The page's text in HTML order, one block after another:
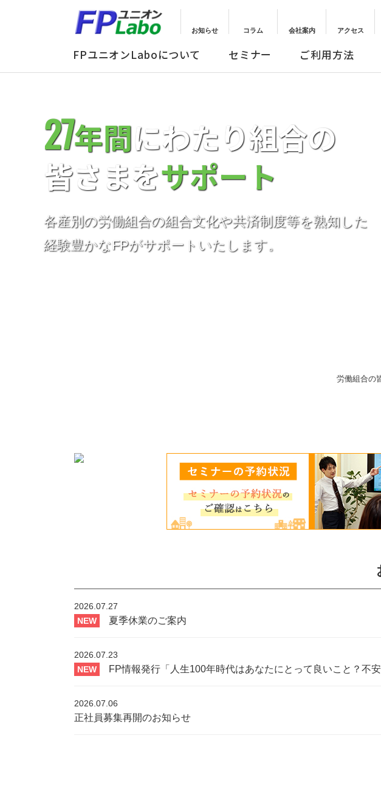
お知らせ コラム 会社案内 アクセス
FPユニオンLaboについて セミナー ご利用方法
労働組合の
27年間にわたり組合の
皆さまをサポート
各産別の労働組合の組合文化や共済制度等を熟知した
経験豊かなFPがサポートいたします。
2026.07.27
NEW
夏季休業のご案内
2026.07.23
NEW
FP情報発行「人生100年時代はあなたにとって良いこと？不安
2026.07.06
正社員募集再開のお知らせ